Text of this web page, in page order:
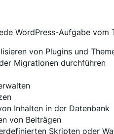
WordPress-Aufgabe vom
von Plugins und
Migrationen durchführen
Inhalten in der Datenbank
von Beiträgen
Skripten oder